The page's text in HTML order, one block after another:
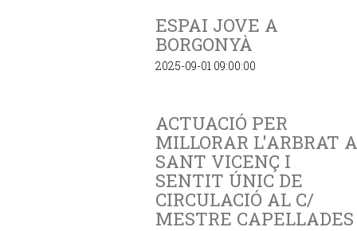
ESPAI JOVE A
BORGONYÀ
2025-09-01 09:00:00
ACTUACIÓ PER
MILLORAR L'ARBRAT A
SANT VICENÇ I
SENTIT ÚNIC DE
CIRCULACIÓ AL C/
MESTRE CAPELLADES